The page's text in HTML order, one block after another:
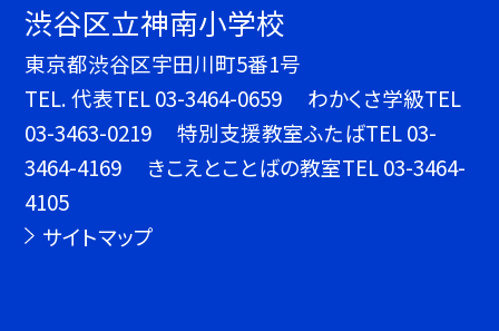
渋谷区立神南小学校
東京都渋谷区宇田川町5番1号
TEL.代表TEL 03-3464-0659 わかくさ学級TEL
03-3463-0219 特別支援教室ふたばTEL 03-
3464-4169 きこえとことばの教室TEL 03-3464-
4105
サイトマップ